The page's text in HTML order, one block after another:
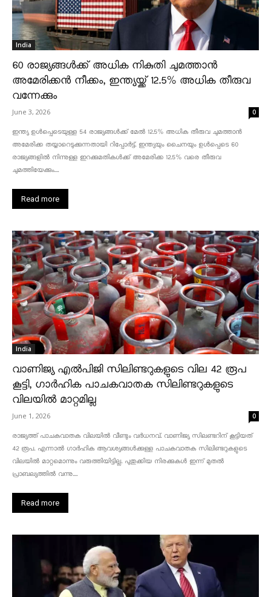
India
60 രാജ്യങ്ങൾക്ക് അധിക നികുതി ചുമത്താൻ
അമേരിക്കൻ നീക്കം, ഇന്ത്യയ്ക്ക് 12.5% അധിക തീരുവ
വന്നേക്കും
June 3, 2026 0
ഇന്ത്യ ഉൾപ്പെടെയുള്ള 54 രാജ്യങ്ങൾക്ക് മേൽ 12.5% അധിക തീരുവ ചുമത്താൻ
അമേരിക്ക തയ്യാറെടുക്കുന്നതായി റിപ്പോർട്ട്. ഇന്ത്യയും ചൈനയും ഉൾപ്പെടെ 60
രാജ്യങ്ങളിൽ നിന്നുള്ള ഇറക്കുമതികൾക്ക് അമേരിക്ക 12.5% ​​വരെ തീരുവ
ചുമത്തിയേക്കും....
Read more
India
വാണിജ്യ എൽപിജി സിലിണ്ടറുകളുടെ വില 42 രൂപ
കൂട്ടി, ഗാർഹിക പാചകവാതക സിലിണ്ടറുകളുടെ
വിലയിൽ മാറ്റമില്ല
June 1, 2026 0
രാജ്യത്ത് പാചകവാതക വിലയിൽ വീണ്ടും വർധനവ്. വാണിജ്യ സിലണ്ടറിന് കൂട്ടിയത്
42 രൂപ. എന്നാൽ ഗാർഹിക ആവശ്യങ്ങൾക്കുള്ള പാചകവാതക സിലിണ്ടറുകളുടെ
വിലയിൽ മാറ്റമൊന്നും വരുത്തിയിട്ടില്ല. പുതുക്കിയ നിരക്കുകൾ ഇന്ന് മുതൽ
പ്രാബല്യത്തിൽ വന്നു....
Read more